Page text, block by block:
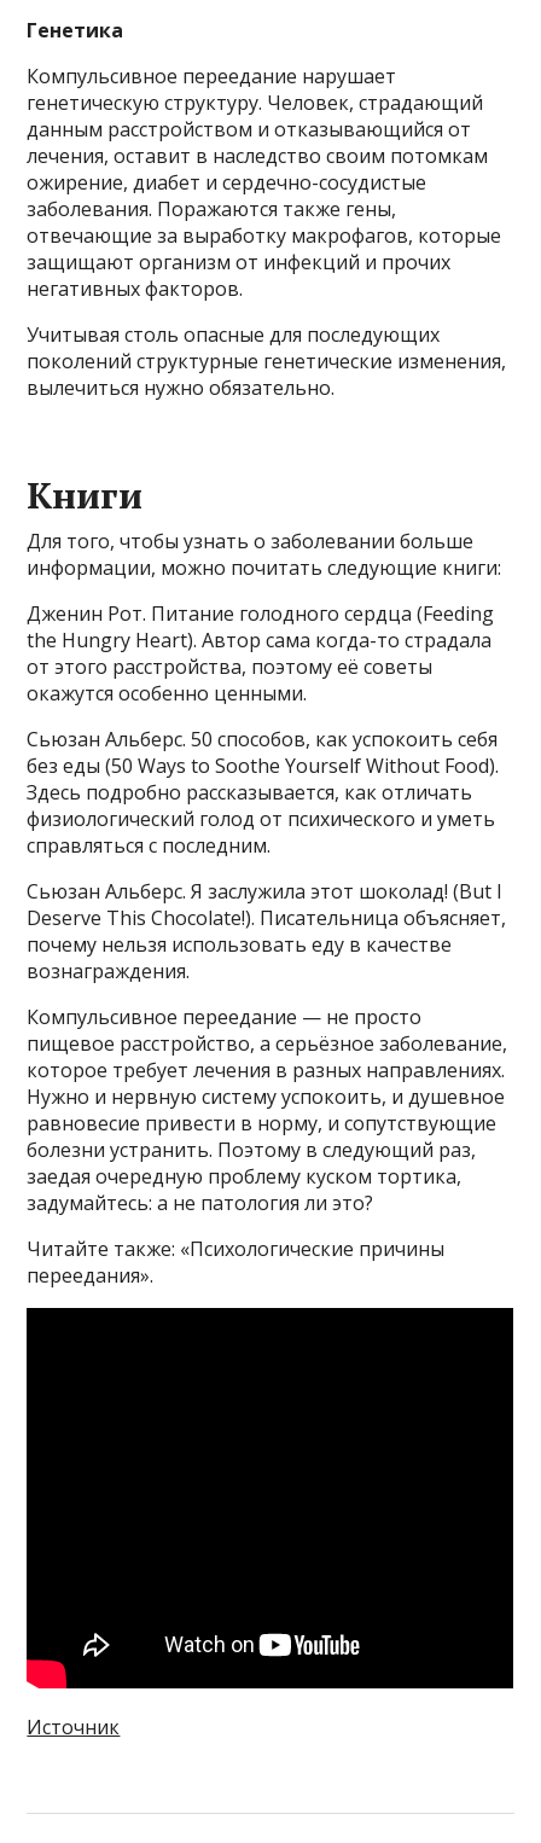
Генетика
Компульсивное переедание нарушает
генетическую структуру. Человек, страдающий
данным расстройством и отказывающийся от
лечения, оставит в наследство своим потомкам
ожирение, диабет и сердечно-сосудистые
заболевания. Поражаются также гены,
отвечающие за выработку макрофагов, которые
защищают организм от инфекций и прочих
негативных факторов.
Учитывая столь опасные для последующих
поколений структурные генетические изменения,
вылечиться нужно обязательно.
Книги
Для того, чтобы узнать о заболевании больше
информации, можно почитать следующие книги:
Дженин Рот. Питание голодного сердца (Feeding
the Hungry Heart). Автор сама когда-то страдала
от этого расстройства, поэтому её советы
окажутся особенно ценными.
Сьюзан Альберс. 50 способов, как успокоить себя
без еды (50 Ways to Soothe Yourself Without Food).
Здесь подробно рассказывается, как отличать
физиологический голод от психического и уметь
справляться с последним.
Сьюзан Альберс. Я заслужила этот шоколад! (But I
Deserve This Chocolate!). Писательница объясняет,
почему нельзя использовать еду в качестве
вознаграждения.
Компульсивное переедание — не просто
пищевое расстройство, а серьёзное заболевание,
которое требует лечения в разных направлениях.
Нужно и нервную систему успокоить, и душевное
равновесие привести в норму, и сопутствующие
болезни устранить. Поэтому в следующий раз,
заедая очередную проблему куском тортика,
задумайтесь: а не патология ли это?
Читайте также: «Психологические причины
переедания».
Источник